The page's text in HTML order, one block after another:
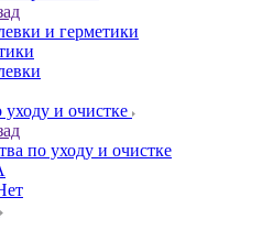
и герметики
уходу и очистке
по уходу и очистке